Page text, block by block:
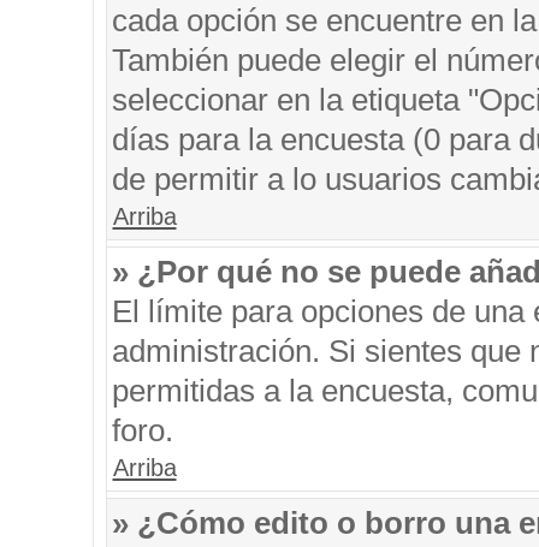
cada opción se encuentre en
También puede elegir el
seleccionar en la etiqueta
días para la encuesta (0 para
de permitir a lo usuarios
Arriba
» ¿Por qué no se puede
El límite para opciones de una
administración. Si sientes que
permitidas a la encuesta,
foro.
Arriba
» ¿Cómo edito o borro una